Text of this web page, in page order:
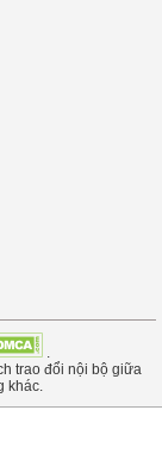
trao đổi nội bộ giữa
khác.